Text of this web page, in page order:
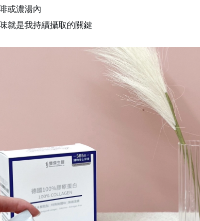
或濃湯內
就是我持續攝取的關鍵